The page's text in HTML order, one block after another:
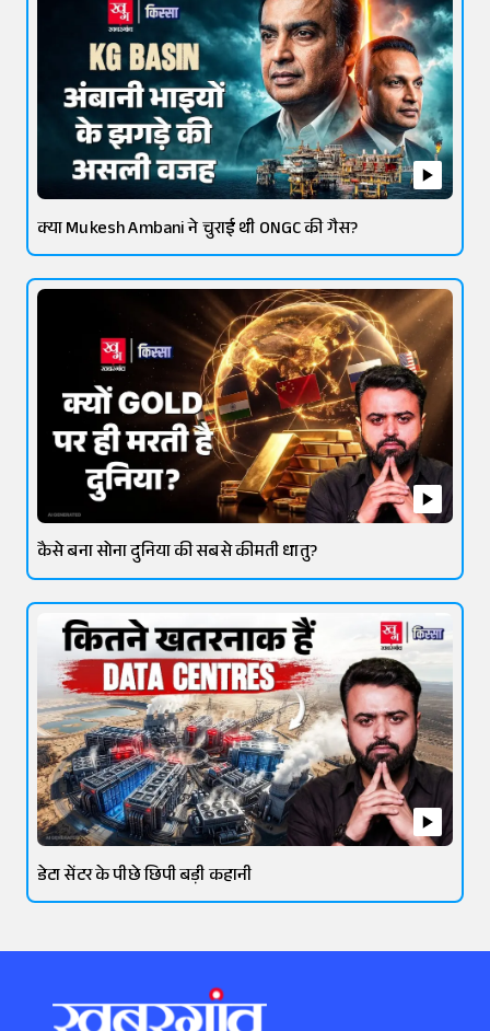
क्या Mukesh Ambani ने चुराई थी ONGC की गैस?
कैसे बना सोना दुनिया की सबसे कीमती धातु?
डेटा सेंटर के पीछे छिपी बड़ी कहानी